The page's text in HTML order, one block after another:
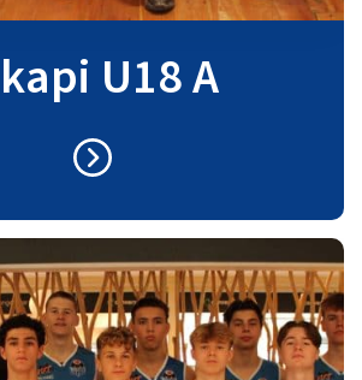
U18 A